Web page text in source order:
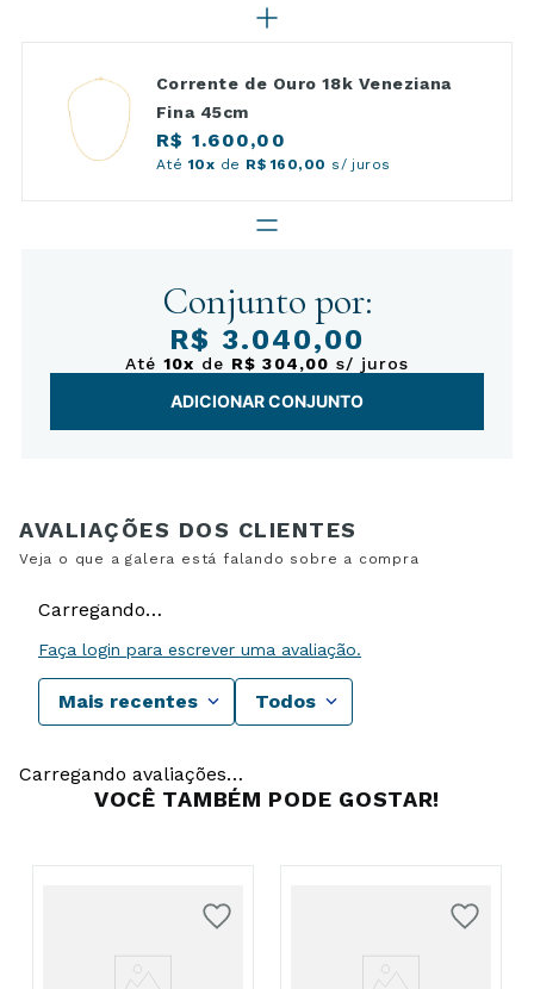
Corrente de Ouro 18k Veneziana
Fina 45cm
R$ 1.600,00
Até 10x de R$ 160,00 s/ juros
Conjunto por:
R$ 3.040,00
Até 10x de R$ 304,00 s/ juros
ADICIONAR CONJUNTO
Carregando…
Faça login para escrever uma avaliação.
Mais recentes Todos
Carregando avaliações…
VOCÊ TAMBÉM PODE GOSTAR!